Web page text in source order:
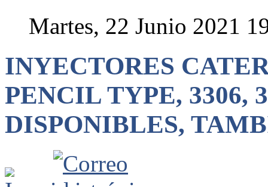
Martes, 22 Junio 2021
INYECTORES
PENCIL TYPE, 3306,
DISPONIBLES,